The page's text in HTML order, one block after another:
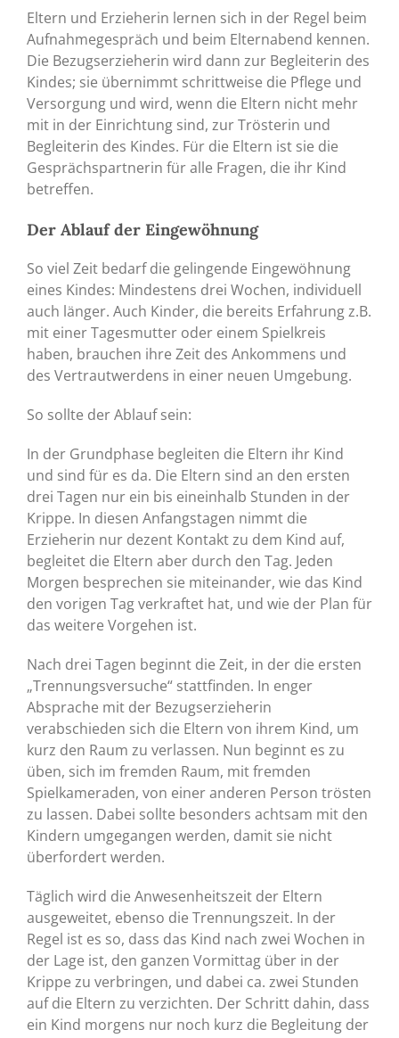
Eltern und Erzieherin lernen sich in der Regel beim
Aufnahmegespräch und beim Elternabend kennen.
Die Bezugserzieherin wird dann zur Begleiterin des
Kindes; sie übernimmt schrittweise die Pflege und
Versorgung und wird, wenn die Eltern nicht mehr
mit in der Einrichtung sind, zur Trösterin und
Begleiterin des Kindes. Für die Eltern ist sie die
Gesprächspartnerin für alle Fragen, die ihr Kind
betreffen.
Der Ablauf der Eingewöhnung
So viel Zeit bedarf die gelingende Eingewöhnung
eines Kindes: Mindestens drei Wochen, individuell
auch länger. Auch Kinder, die bereits Erfahrung z.B.
mit einer Tagesmutter oder einem Spielkreis
haben, brauchen ihre Zeit des Ankommens und
des Vertrautwerdens in einer neuen Umgebung.
So sollte der Ablauf sein:
In der Grundphase begleiten die Eltern ihr Kind
und sind für es da. Die Eltern sind an den ersten
drei Tagen nur ein bis eineinhalb Stunden in der
Krippe. In diesen Anfangstagen nimmt die
Erzieherin nur dezent Kontakt zu dem Kind auf,
begleitet die Eltern aber durch den Tag. Jeden
Morgen besprechen sie miteinander, wie das Kind
den vorigen Tag verkraftet hat, und wie der Plan für
das weitere Vorgehen ist.
Nach drei Tagen beginnt die Zeit, in der die ersten
„Trennungsversuche“ stattfinden. In enger
Absprache mit der Bezugserzieherin
verabschieden sich die Eltern von ihrem Kind, um
kurz den Raum zu verlassen. Nun beginnt es zu
üben, sich im fremden Raum, mit fremden
Spielkameraden, von einer anderen Person trösten
zu lassen. Dabei sollte besonders achtsam mit den
Kindern umgegangen werden, damit sie nicht
überfordert werden.
Täglich wird die Anwesenheitszeit der Eltern
ausgeweitet, ebenso die Trennungszeit. In der
Regel ist es so, dass das Kind nach zwei Wochen in
der Lage ist, den ganzen Vormittag über in der
Krippe zu verbringen, und dabei ca. zwei Stunden
auf die Eltern zu verzichten. Der Schritt dahin, dass
ein Kind morgens nur noch kurz die Begleitung der